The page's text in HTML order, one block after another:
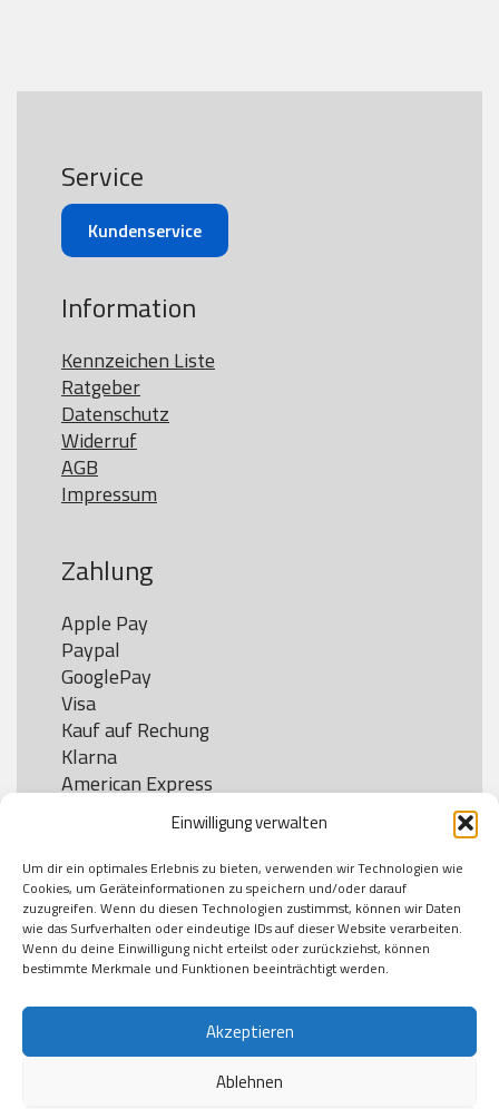
Einwilligung verwalten
Um dir ein optimales Erlebnis zu bieten, verwenden wir Technologien wie
Cookies, um Geräteinformationen zu speichern und/oder darauf
zuzugreifen. Wenn du diesen Technologien zustimmst, können wir Daten
wie das Surfverhalten oder eindeutige IDs auf dieser Website verarbeiten.
Wenn du deine Einwilligung nicht erteilst oder zurückziehst, können
bestimmte Merkmale und Funktionen beeinträchtigt werden.
Akzeptieren
Ablehnen
Service
Kundenservice
Information
Kennzeichen Liste
Ratgeber
Datenschutz
Widerruf
AGB
Impressum
Zahlung
Apple Pay
Paypal
GooglePay
Visa
Kauf auf Rechung
Klarna
American Express
Versand
DHL
Klimaneutral